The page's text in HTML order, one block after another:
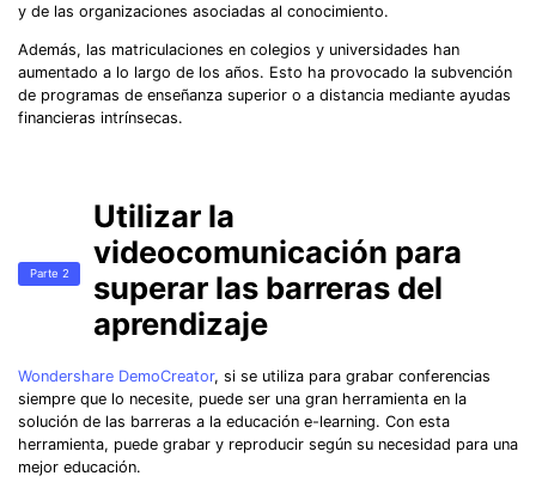
y de las organizaciones asociadas al conocimiento.
Además, las matriculaciones en colegios y universidades han
aumentado a lo largo de los años. Esto ha provocado la subvención
de programas de enseñanza superior o a distancia mediante ayudas
financieras intrínsecas.
Parte 2
Utilizar la
videocomunicación para
superar las barreras del
aprendizaje
Wondershare DemoCreator, si se utiliza para grabar conferencias
siempre que lo necesite, puede ser una gran herramienta en la
solución de las barreras a la educación e-learning. Con esta
herramienta, puede grabar y reproducir según su necesidad para una
mejor educación.